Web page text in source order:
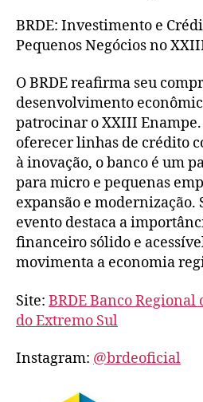
BRDE: Investimento e
Pequenos Negócios no
O BRDE reafirma seu
desenvolvimento
patrocinar o XXIII
oferecer linhas de crédito
à inovação, o banco é um
para micro e pequenas
expansão e modernização.
evento destaca a
financeiro sólido e
movimenta a economia
Site: BRDE Banco
do Extremo Sul
Instagram: @brdeoficial